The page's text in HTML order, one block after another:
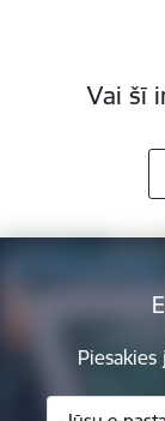
Vai šī
Piesakies